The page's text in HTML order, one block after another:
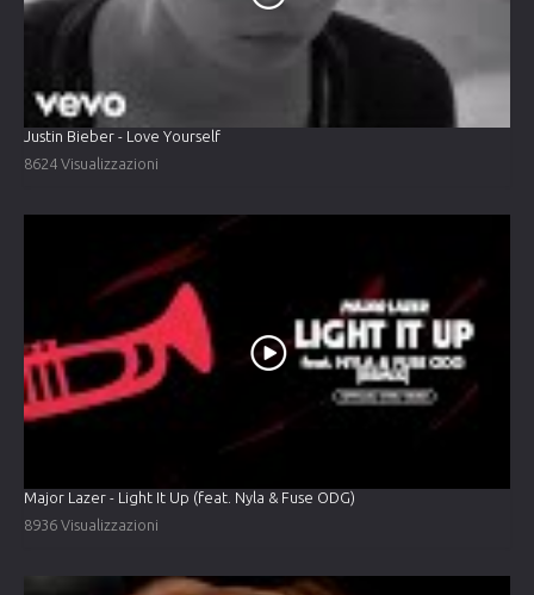
Justin Bieber - Love Yourself
8624 Visualizzazioni
Major Lazer - Light It Up (feat. Nyla & Fuse ODG)
8936 Visualizzazioni